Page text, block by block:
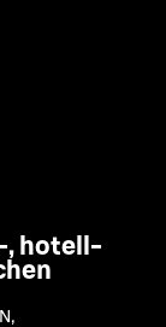
, hotell-
,